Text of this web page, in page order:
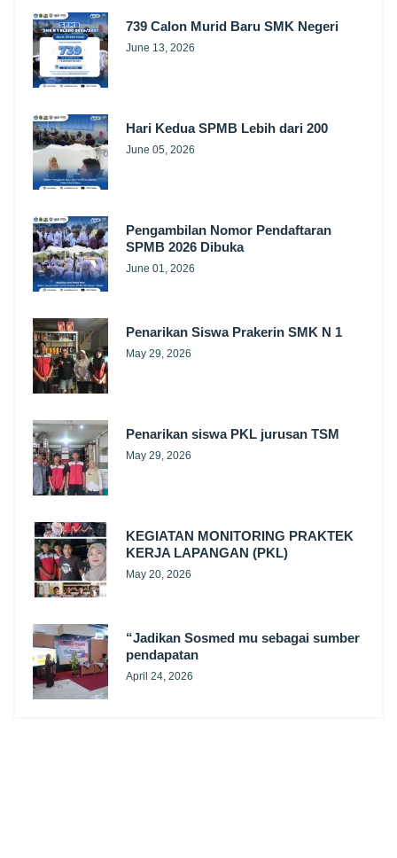
739 Calon Murid Baru SMK Negeri
June 13, 2026
Hari Kedua SPMB Lebih dari 200
June 05, 2026
Pengambilan Nomor Pendaftaran
SPMB 2026 Dibuka
June 01, 2026
Penarikan Siswa Prakerin SMK N 1
May 29, 2026
Penarikan siswa PKL jurusan TSM
May 29, 2026
KEGIATAN MONITORING PRAKTEK
KERJA LAPANGAN (PKL)
May 20, 2026
“Jadikan Sosmed mu sebagai sumber
pendapatan
April 24, 2026